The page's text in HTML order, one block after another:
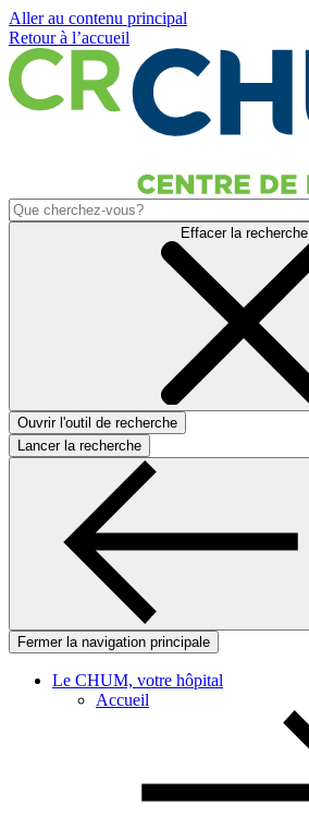
Aller au contenu principal
Retour à l’accueil
Effacer la recherche
Ouvrir l'outil de recherche
Lancer la recherche
Fermer la navigation principale
Le CHUM, votre hôpital
Accueil